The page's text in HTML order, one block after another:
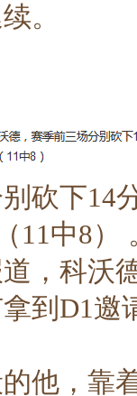
。
砍下14
11中8）
，科沃
到D1邀
他，靠